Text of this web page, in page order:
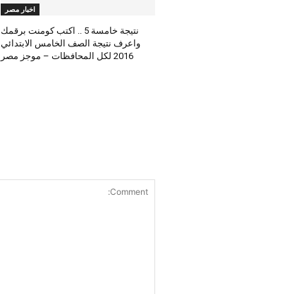
اخبار مصر
نتيجة خامسة 5 .. اكتب كومنت برقمك
واعرف نتيجة الصف الخامس الابتدائي
2016 لكل المحافظات – موجز مصر